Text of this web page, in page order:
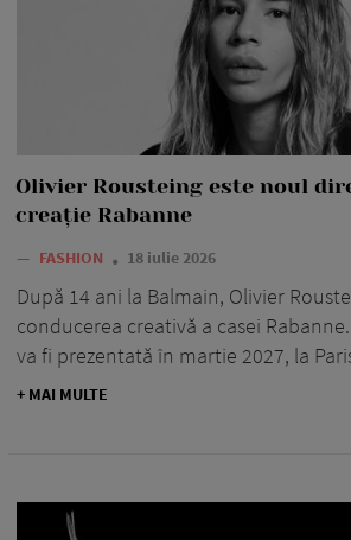
Olivier Rousteing este noul
creație Rabanne
— FASHION 18 iulie 2026
După 14 ani la Balmain, Olivier
conducerea creativă a casei
va fi prezentată în martie 2027, la
+ MAI MULTE